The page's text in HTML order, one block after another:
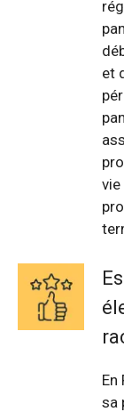
et
En
sa